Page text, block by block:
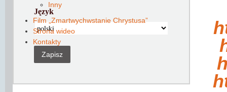
Inny
Film „Zmartwychwstanie Chrystusa”
Strona wideo
Kontakty
Język
Zapisz